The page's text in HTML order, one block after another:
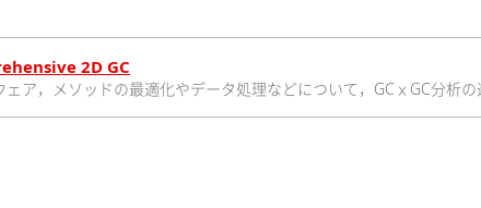
2D GC
ア，メソッドの最適化やデータ処理などについて，GCｘGC分析